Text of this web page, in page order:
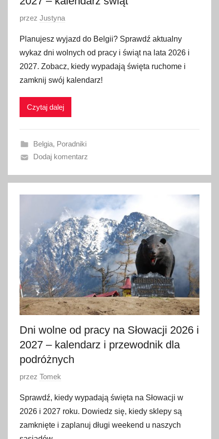
O
u
b
l
i
w
n
o
7
k
t
n
i
a
2
0
6
przez Justyna
Planujesz wyjazd do Belgii? Sprawdź aktualny
wykaz dni wolnych od pracy i świąt na lata 2026 i
2027. Zobacz, kiedy wypadają święta ruchome i
zamknij swój kalendarz!
Czytaj dalej
Belgia, Poradniki
Dodaj komentarz
Dni wolne od pracy na Słowacji 2026 i
2027 – kalendarz i przewodnik dla
podróżnych
O
u
b
l
przez Tomek
Sprawdź, kiedy wypadają święta na Słowacji w
2026 i 2027 roku. Dowiedz się, kiedy sklepy są
zamknięte i zaplanuj długi weekend u naszych